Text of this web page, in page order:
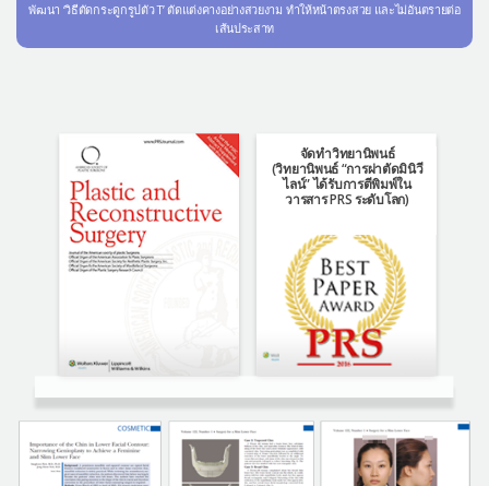
พัฒนา ‘วิธีตัดกระดูกรูปตัว T’ ตัดแต่งคางอย่างสวยงาม ทำให้หน้าตรงสวย และไม่อันตรายต่อ
เส้นประสาท
จัดทำวิทยานิพนธ์
(วิทยานิพนธ์ “การผ่าตัดมินิวี
ไลน์” ได้รับการตีพิมพ์ใน
วารสาร PRS ระดับโลก)